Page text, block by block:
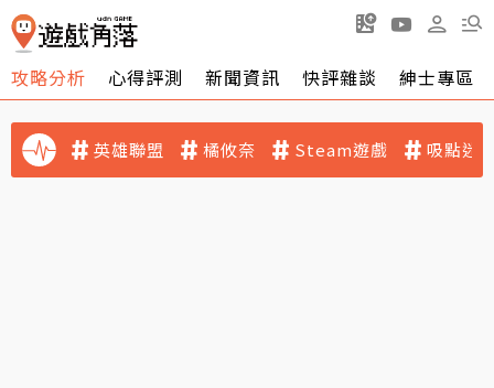
攻略分析 心得評測 新聞資訊 快評雜談 紳士專區
英雄聯盟 橘攸奈 Steam遊戲 吸點迷